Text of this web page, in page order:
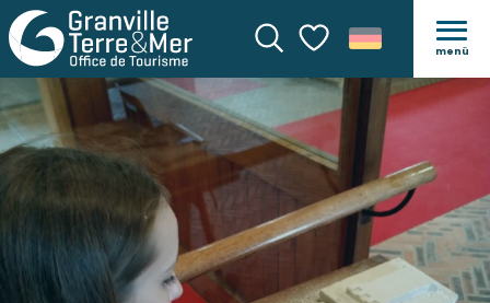
SucheVoir les favoris
menü